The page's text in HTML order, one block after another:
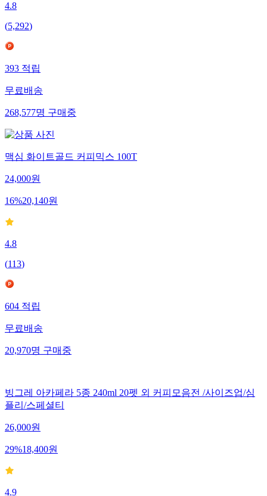
4.8
(5,292)
393 적립
무료배송
268,577명 구매중
맥심 화이트골드 커피믹스 100T
24,000원
16%20,140원
4.8
(113)
604 적립
무료배송
20,970명 구매중
빙그레 아카페라 5종 240ml 20펫 외 커피모음전 /사이즈업/심
플리/스페셜티
26,000원
29%18,400원
4.9